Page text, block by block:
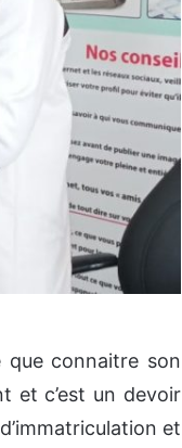
que connaitre son
et c’est un devoir
et